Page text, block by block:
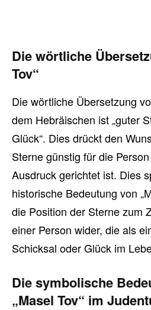
Die wörtliche
Tov“
Die wörtliche Übersetzung
dem Hebräischen ist „guter
Glück“. Dies drückt den
Sterne günstig für die
Ausdruck gerichtet ist. Dies
historische Bedeutung von
die Position der Sterne zum
einer Person wider, die als
Schicksal oder Glück im
Die symbolische
„Masel Tov“ im